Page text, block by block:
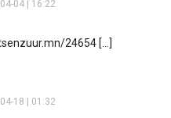
04 | 16:22
24654 […]
18 | 01:32